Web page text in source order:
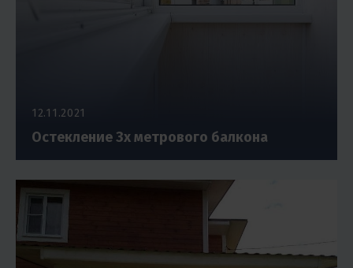
12.11.2021
Остекление 3х метрового балкона